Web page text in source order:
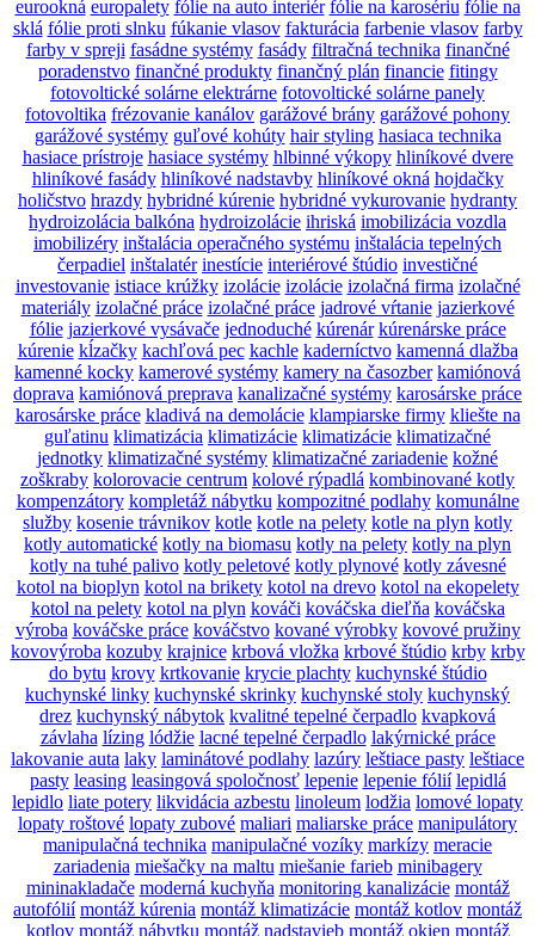
eurookná europalety fólie na auto interiér fólie na karosériu fólie na
sklá fólie proti slnku fúkanie vlasov fakturácia farbenie vlasov farby
farby v spreji fasádne systémy fasády filtračná technika finančné
poradenstvo finančné produkty finančný plán financie fitingy
fotovoltické solárne elektrárne fotovoltické solárne panely
fotovoltika frézovanie kanálov garážové brány garážové pohony
garážové systémy guľové kohúty hair styling hasiaca technika
hasiace prístroje hasiace systémy hlbinné výkopy hliníkové dvere
hliníkové fasády hliníkové nadstavby hliníkové okná hojdačky
holičstvo hrazdy hybridné kúrenie hybridné vykurovanie hydranty
hydroizolácia balkóna hydroizolácie ihriská imobilizácia vozdla
imobilizéry inštalácia operačného systému inštalácia tepelných
čerpadiel inštalatér inestície interiérové štúdio investičné
investovanie istiace krúžky izolácie izolácie izolačná firma izolačné
materiály izolačné práce izolačné práce jadrové vŕtanie jazierkové
fólie jazierkové vysávače jednoduché kúrenár kúrenárske práce
kúrenie kĺzačky kachľová pec kachle kaderníctvo kamenná dlažba
kamenné kocky kamerové systémy kamery na časozber kamiónová
doprava kamiónová preprava kanalizačné systémy karosárske práce
karosárske práce kladivá na demolácie klampiarske firmy kliešte na
guľatinu klimatizácia klimatizácie klimatizácie klimatizačné
jednotky klimatizačné systémy klimatizačné zariadenie kožné
zoškraby kolorovacie centrum kolové rýpadlá kombinované kotly
kompenzátory kompletáž nábytku kompozitné podlahy komunálne
služby kosenie trávnikov kotle kotle na pelety kotle na plyn kotly
kotly automatické kotly na biomasu kotly na pelety kotly na plyn
kotly na tuhé palivo kotly peletové kotly plynové kotly závesné
kotol na bioplyn kotol na brikety kotol na drevo kotol na ekopelety
kotol na pelety kotol na plyn kováči kováčska dieľňa kováčska
výroba kováčske práce kováčstvo kované výrobky kovové pružiny
kovovýroba kozuby krajnice krbová vložka krbové štúdio krby krby
do bytu krovy krtkovanie krycie plachty kuchynské štúdio
kuchynské linky kuchynské skrinky kuchynské stoly kuchynský
drez kuchynský nábytok kvalitné tepelné čerpadlo kvapková
závlaha lízing lódžie lacné tepelné čerpadlo lakýrnické práce
lakovanie auta laky laminátové podlahy lazúry leštiace pasty leštiace
pasty leasing leasingová spoločnosť lepenie lepenie fólií lepidlá
lepidlo liate potery likvidácia azbestu linoleum lodžia lomové lopaty
lopaty roštové lopaty zubové maliari maliarske práce manipulátory
manipulačná technika manipulačné vozíky markízy meracie
zariadenia miešačky na maltu miešanie farieb minibagery
mininakladače moderná kuchyňa monitoring kanalizácie montáž
autofólií montáž kúrenia montáž klimatizácie montáž kotlov montáž
kotlov montáž nábytku montáž nadstavieb montáž okien montáž